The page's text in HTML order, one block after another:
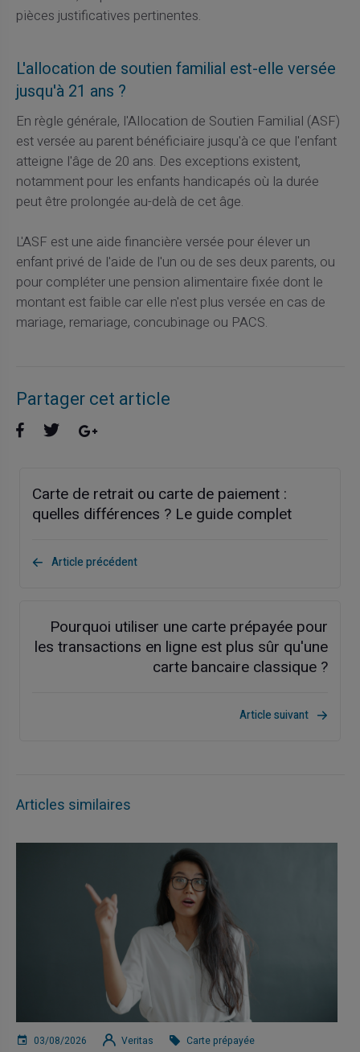
pièces justificatives pertinentes.
L'allocation de soutien familial est-elle versée
jusqu'à 21 ans ?
En règle générale, l'Allocation de Soutien Familial (ASF)
est versée au parent bénéficiaire jusqu'à ce que l'enfant
atteigne l'âge de 20 ans. Des exceptions existent,
notamment pour les enfants handicapés où la durée
peut être prolongée au-delà de cet âge.
L'ASF est une aide financière versée pour élever un
enfant privé de l'aide de l'un ou de ses deux parents, ou
pour compléter une pension alimentaire fixée dont le
montant est faible car elle n'est plus versée en cas de
mariage, remariage, concubinage ou PACS.
Partager cet article
Carte de retrait ou carte de paiement :
quelles différences ? Le guide complet
Article précédent
Pourquoi utiliser une carte prépayée pour
les transactions en ligne est plus sûr qu'une
carte bancaire classique ?
Article suivant
Articles similaires
03/08/2026 Veritas Carte prépayée